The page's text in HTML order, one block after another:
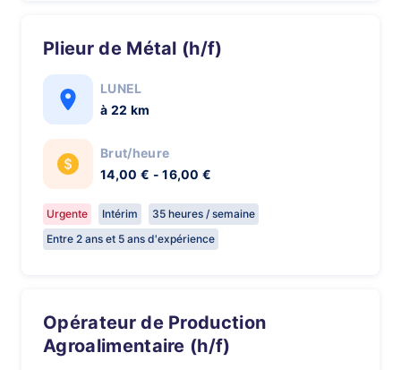
Plieur de Métal (h/f)
LUNEL
à 22 km
Brut/heure
14,00 € - 16,00 €
Urgente Intérim
35 heures / semaine
Entre 2 ans et 5 ans d'expérience
Opérateur de Production
Agroalimentaire (h/f)